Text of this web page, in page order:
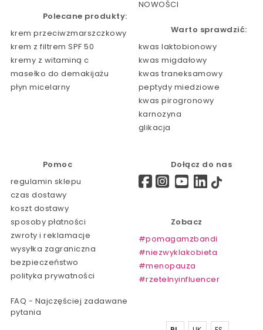
Polecane produkty:
krem przeciwzmarszczkowy
krem z filtrem SPF 50
kremy z witaminą c
masełko do demakijażu
płyn micelarny
NOWOŚCI
Warto sprawdzić:
kwas laktobionowy
kwas migdałowy
kwas traneksamowy
peptydy miedziowe
kwas pirogronowy
karnozyna
glikacja
Pomoc
regulamin sklepu
czas dostawy
koszt dostawy
sposoby płatności
zwroty i reklamacje
wysyłka zagraniczna
bezpieczeństwo
polityka prywatności
FAQ - Najczęściej zadawane
pytania
Dołącz do nas
Zobacz
#pomagamzbandi
#niezwyklakobieta
#menopauza
#rzetelnyinfluencer